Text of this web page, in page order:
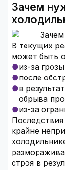
Зачем
В текущих
может быть
из-за
после
в
обрыва
из-за
крайне
строя в